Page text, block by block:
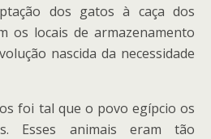
dos gatos à caça dos
os locais de armazenamento
nascida da necessidade
foi tal que o povo egípcio os
Esses animais eram tão